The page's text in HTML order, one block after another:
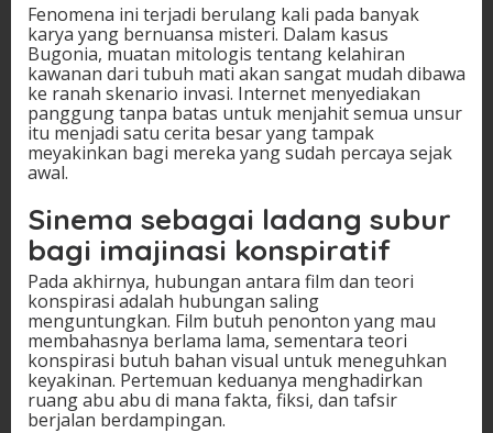
Fenomena ini terjadi berulang kali pada banyak
karya yang bernuansa misteri. Dalam kasus
Bugonia, muatan mitologis tentang kelahiran
kawanan dari tubuh mati akan sangat mudah dibawa
ke ranah skenario invasi. Internet menyediakan
panggung tanpa batas untuk menjahit semua unsur
itu menjadi satu cerita besar yang tampak
meyakinkan bagi mereka yang sudah percaya sejak
awal.
Sinema sebagai ladang subur
bagi imajinasi konspiratif
Pada akhirnya, hubungan antara film dan teori
konspirasi adalah hubungan saling
menguntungkan. Film butuh penonton yang mau
membahasnya berlama lama, sementara teori
konspirasi butuh bahan visual untuk meneguhkan
keyakinan. Pertemuan keduanya menghadirkan
ruang abu abu di mana fakta, fiksi, dan tafsir
berjalan berdampingan.